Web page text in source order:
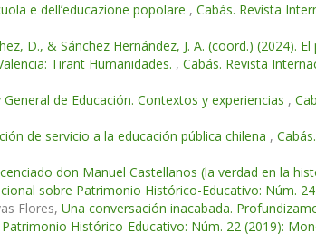
e dell’educazione popolare , Cabás. Revista
D., & Sánchez Hernández, J. A. (coord.) (2024).
Tirant Humanidades. , Cabás. Revista
de Educación. Contextos y experiencias ,
de servicio a la educación pública chilena ,
don Manuel Castellanos (la verdad en la
sobre Patrimonio Histórico-Educativo: Núm.
Flores, Una conversación inacabada.
Histórico-Educativo: Núm. 22 (2019):